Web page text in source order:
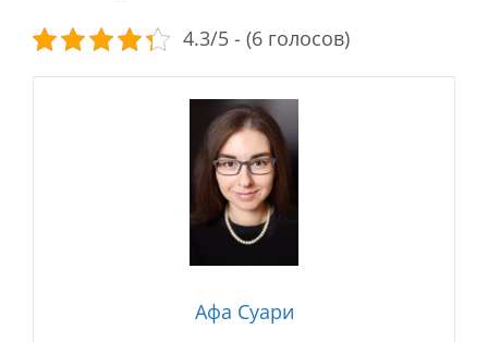
4.3/5 - (6 голосов)
Афа Суари